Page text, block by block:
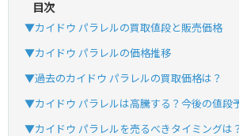
目次
▼カイドウ パラレルの買取値段と販売価格
▼カイドウ パラレルの価格推移
▼過去のカイドウ パラレルの買取価格は？
▼カイドウ パラレルは高騰する？今後の値段
▼カイドウ パラレルを売るべきタイミングは？